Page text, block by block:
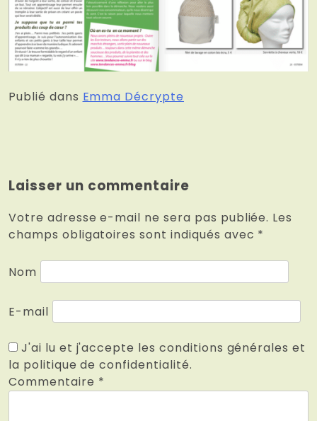
Publié dans Emma Décrypte
Laisser un commentaire
Votre adresse e-mail ne sera pas publiée. Les
champs obligatoires sont indiqués avec *
Nom
E-mail
J'ai lu et j'accepte les conditions générales et
la politique de confidentialité.
Commentaire *